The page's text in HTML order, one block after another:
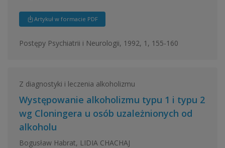
Artykuł w formacie PDF
Postępy Psychiatrii i Neurologii, 1992, 1, 155-160
Z diagnostyki i leczenia alkoholizmu
Występowanie alkoholizmu typu 1 i typu 2
wg Cloningera u osób uzależnionych od
alkoholu
Bogusław Habrat, LIDIA CHACHAJ